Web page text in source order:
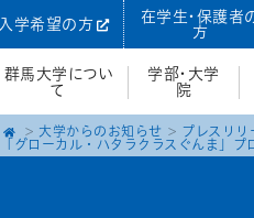
入学希望の方
在学生・保護者
方
群馬大学につい
て
学部・大学
院
大学からのお知らせ プレスリリ
「グローカル・ハタラクラスぐんま」